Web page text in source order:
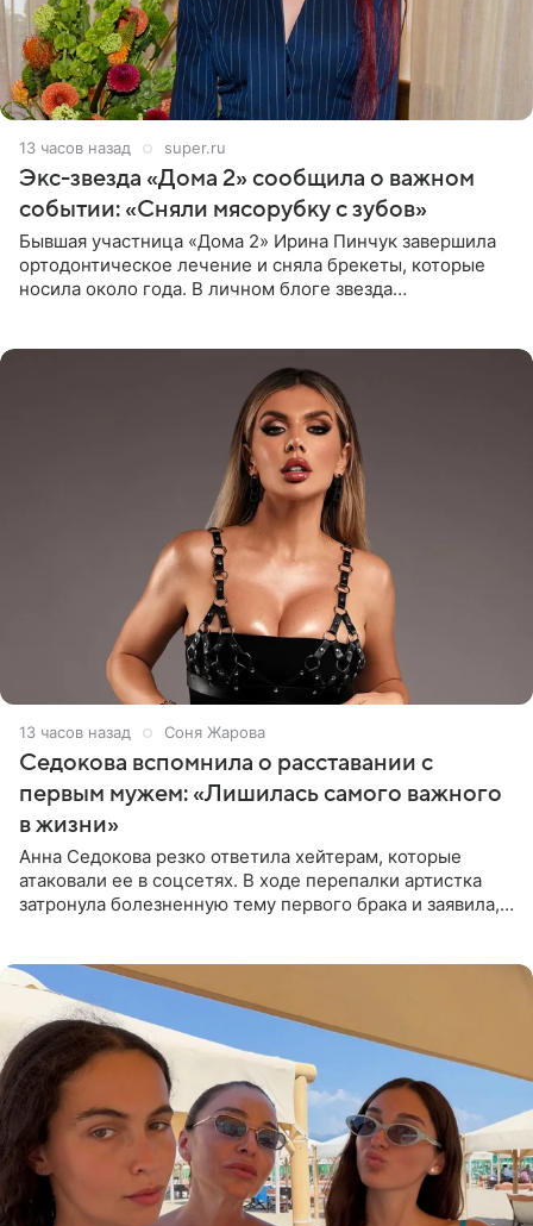
13 часов назад super.ru
Экс-звезда «Дома 2» сообщила о важном
событии: «Сняли мясорубку с зубов»
Бывшая участница «Дома 2» Ирина Пинчук завершила
ортодонтическое лечение и сняла брекеты, которые
носила около года. В личном блоге звезда
13 часов назад Соня Жарова
Седокова вспомнила о расставании с
первым мужем: «Лишилась самого важного
в жизни»
Анна Седокова резко ответила хейтерам, которые
атаковали ее в соцсетях. В ходе перепалки артистка
затронула болезненную тему первого брака и заявила,